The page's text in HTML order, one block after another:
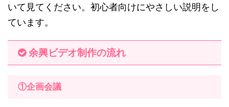
いて見てください。初心者向けにやさしい説明をし
ています。
余興ビデオ制作の流れ
①企画会議